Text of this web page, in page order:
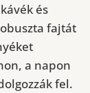
és
fajtát
a napon
fel.